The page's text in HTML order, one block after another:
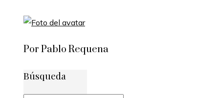
Por Pablo Requena
Búsqueda